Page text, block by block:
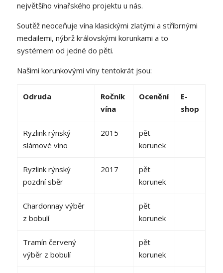
největšího vinařského projektu u nás.
Soutěž neoceňuje vína klasickými zlatými a stříbrnými
medailemi, nýbrž královskými korunkami a to
systémem od jedné do pěti.
Našimi korunkovými víny tentokrát jsou:
Odruda
Ročník
vína
Ocenění
E-
shop
Ryzlink rýnský
slámové víno
2015
pět
korunek
Ryzlink rýnský
pozdní sběr
2017
pět
korunek
Chardonnay výběr
z bobulí
pět
korunek
Tramín červený
výběr z bobulí
pět
korunek